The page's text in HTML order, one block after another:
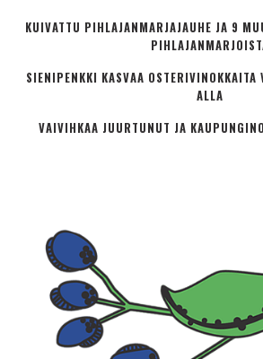
KUIVATTU PIHLAJANMARJAJAUHE JA 9
SIENIPENKKI KASVAA OSTERIVINOKKAITA
ALLA
VAIVIHKAA JUURTUNUT JA